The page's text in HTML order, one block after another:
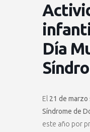
Día
El 21 de
Síndrome de
este año por